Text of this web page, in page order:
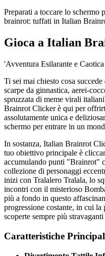
Preparati a toccare lo schermo
brainrot: tuffati in Italian
Gioca a Italian
'Avventura Esilarante e
Ti sei mai chiesto cosa
scarpe da ginnastica, aerei-
spruzzata di meme virali
Brainrot Clicker è qui per
assolutamente unica e
schermo per entrare in un
In sostanza, Italian Brainrot
tuo obiettivo principale è
accumulando punti "Brainrot"
collezione di personaggi
inizi con Tralalero Tralala, lo
incontri con il misterioso
più a fondo in questo
progressione costante, in cui la
scoperte sempre più
Caratteristiche